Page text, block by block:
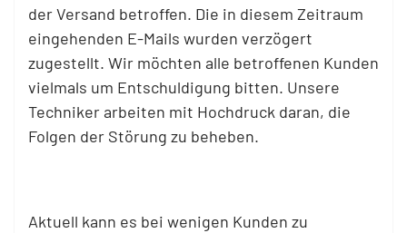
der Versand betroffen. Die in diesem Zeitraum
eingehenden E-Mails wurden verzögert
zugestellt. Wir möchten alle betroffenen Kunden
vielmals um Entschuldigung bitten. Unsere
Techniker arbeiten mit Hochdruck daran, die
Folgen der Störung zu beheben.
Aktuell kann es bei wenigen Kunden zu